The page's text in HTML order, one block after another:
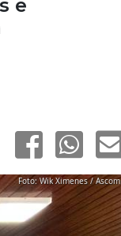
e
Foto: Wik Ximenes / Ascom